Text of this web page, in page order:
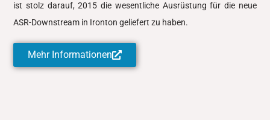
ist stolz darauf, 2015 die wesentliche Ausrüstung für die neue
ASR-Downstream in Ironton geliefert zu haben.
Mehr Informationen